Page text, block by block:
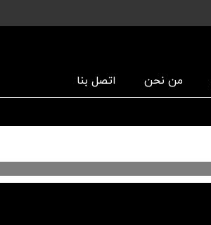
من نحن اتصل بنا